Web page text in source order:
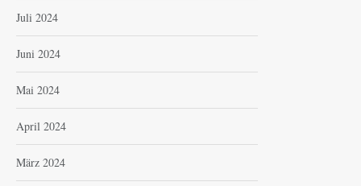
Juli 2024
Juni 2024
Mai 2024
April 2024
März 2024